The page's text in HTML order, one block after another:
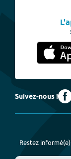
Suivez-nous !
Restez